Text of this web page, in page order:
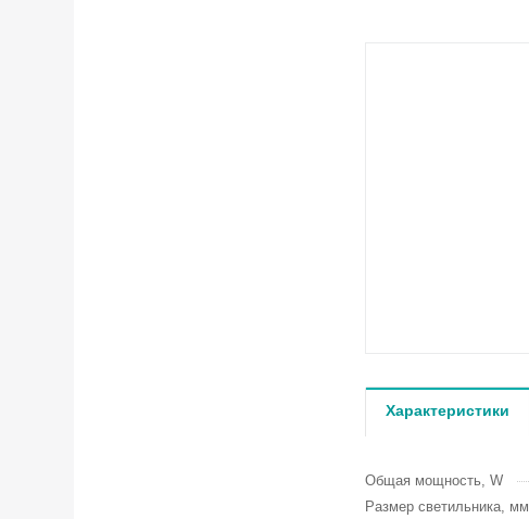
Характеристики
Общая мощность, W
Размер светильника, мм